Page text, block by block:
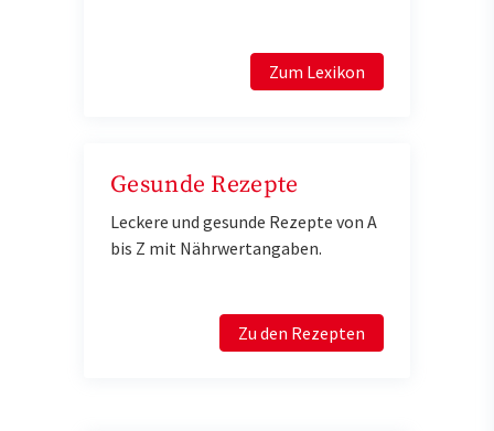
Zum Lexikon
Gesunde Rezepte
Leckere und gesunde Rezepte von A
bis Z mit Nährwertangaben.
Zu den Rezepten